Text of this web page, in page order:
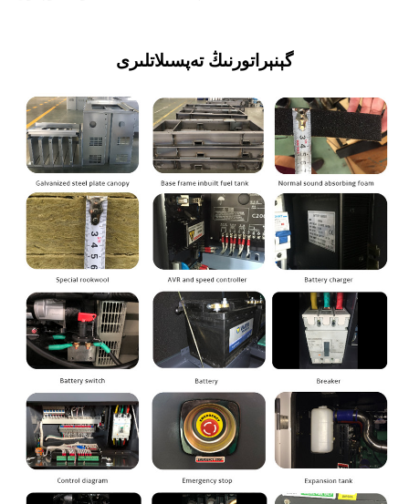
گېنېراتورنىڭ تەپسىلاتلىرى